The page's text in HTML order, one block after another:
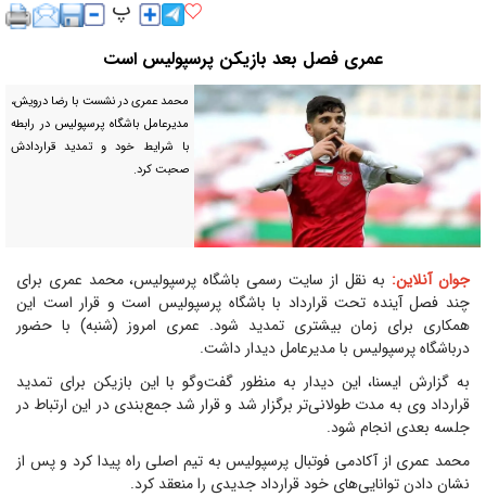
عمری فصل بعد بازیکن پرسپولیس است
محمد عمری در نشست با رضا درویش،
مدیرعامل باشگاه پرسپولیس در رابطه
با شرایط خود و تمدید قراردادش
صحبت کرد.
جوان آنلاین: به نقل از سایت رسمی باشگاه پرسپولیس، محمد عمری برای
چند فصل آینده تحت قرارداد با باشگاه پرسپولیس است و قرار است این
همکاری برای زمان بیشتری تمدید شود. عمری امروز (شنبه) با حضور
درباشگاه پرسپولیس با مدیرعامل دیدار داشت.
به گزارش ایسنا، این دیدار به منظور گفت‌و‌گو با این بازیکن برای تمدید
قرارداد وی به مدت طولانی‌تر برگزار شد و قرار شد جمع‌بندی در این ارتباط در
جلسه بعدی انجام شود.
محمد عمری از آکادمی فوتبال پرسپولیس به تیم اصلی راه پیدا کرد و پس از
نشان دادن توانایی‌های خود قرارداد جدیدی را منعقد کرد.